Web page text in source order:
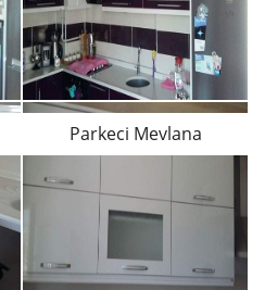
Parkeci Mevlana